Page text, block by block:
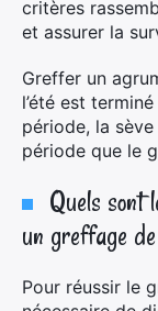
critères
et assurer la
Greffer un
l’été est
période, la sève
période que le
Quels sont
un greffage
Pour réussir le